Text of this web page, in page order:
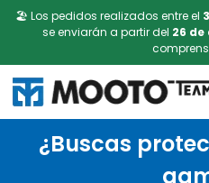
🏖️ Los pedidos realizados entre el
se enviarán a partir del 26
Saltar
contenido
¿Buscas